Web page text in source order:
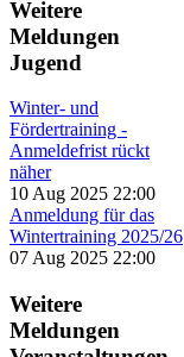
Weitere
Meldungen
Jugend
Winter- und
Fördertraining -
Anmeldefrist rückt
näher
10 Aug 2025 22:00
Anmeldung für das
Wintertraining 2025/26
07 Aug 2025 22:00
Weitere
Meldungen